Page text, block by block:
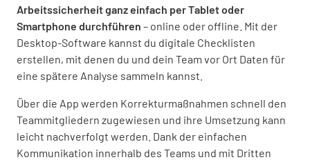
Arbeitssicherheit ganz einfach per Tablet oder
Smartphone durchführen – online oder offline. Mit der
Desktop-Software kannst du digitale Checklisten
erstellen, mit denen du und dein Team vor Ort Daten für
eine spätere Analyse sammeln kannst.
Über die App werden Korrekturmaßnahmen schnell den
Teammitgliedern zugewiesen und ihre Umsetzung kann
leicht nachverfolgt werden. Dank der einfachen
Kommunikation innerhalb des Teams und mit Dritten